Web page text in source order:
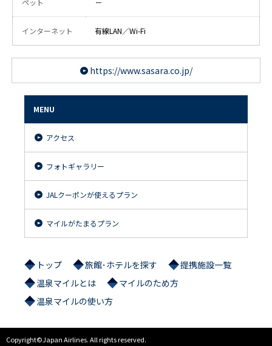
インターネット 有線LAN／Wi-Fi
https://www.sasara.co.jp/
MENU
アクセス
フォトギャラリー
JALクーポンが使えるプラン
マイルがたまるプラン
トップ 旅館･ホテルを探す
提携施設一覧
温泉マイルとは
マイルのため方
温泉マイルの使い方
Copyright©Japan Airlines. All rights reserved.